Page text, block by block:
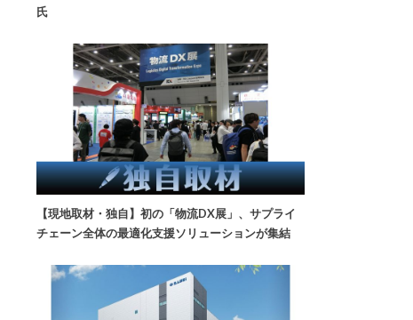
氏
【現地取材・独自】初の「物流DX展」、サプライ
チェーン全体の最適化支援ソリューションが集結